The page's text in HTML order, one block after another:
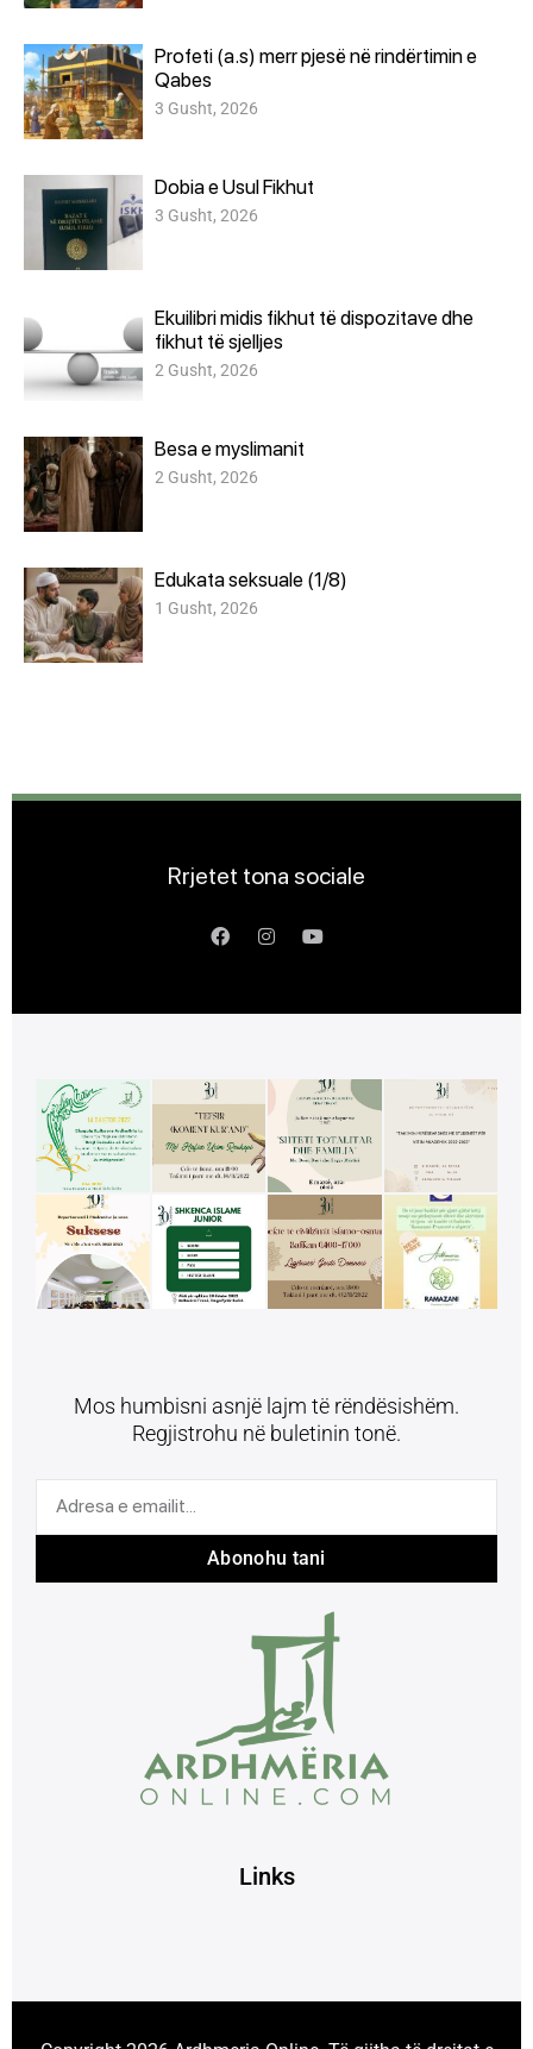
Profeti (a.s) merr pjesë në rindërtimin e
Qabes
3 Gusht, 2026
Dobia e Usul Fikhut
3 Gusht, 2026
Ekuilibri midis fikhut të dispozitave dhe
fikhut të sjelljes
2 Gusht, 2026
Besa e myslimanit
2 Gusht, 2026
Edukata seksuale (1/8)
1 Gusht, 2026
Rrjetet tona sociale
Mos humbisni asnjë lajm të rëndësishëm.
Regjistrohu në buletinin tonë.
Abonohu tani
Links